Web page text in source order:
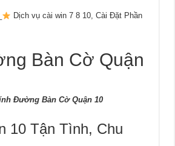
Dịch vụ cài win 7 8 10, Cài Đặt Phần
Bàn Cờ Quận
Đường Bàn Cờ Quận 10
10 Tận Tình, Chu